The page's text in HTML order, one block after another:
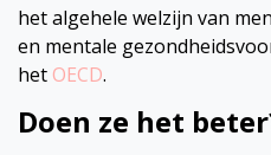
het algehele welzijn van
en mentale
het OECD.
Doen ze het